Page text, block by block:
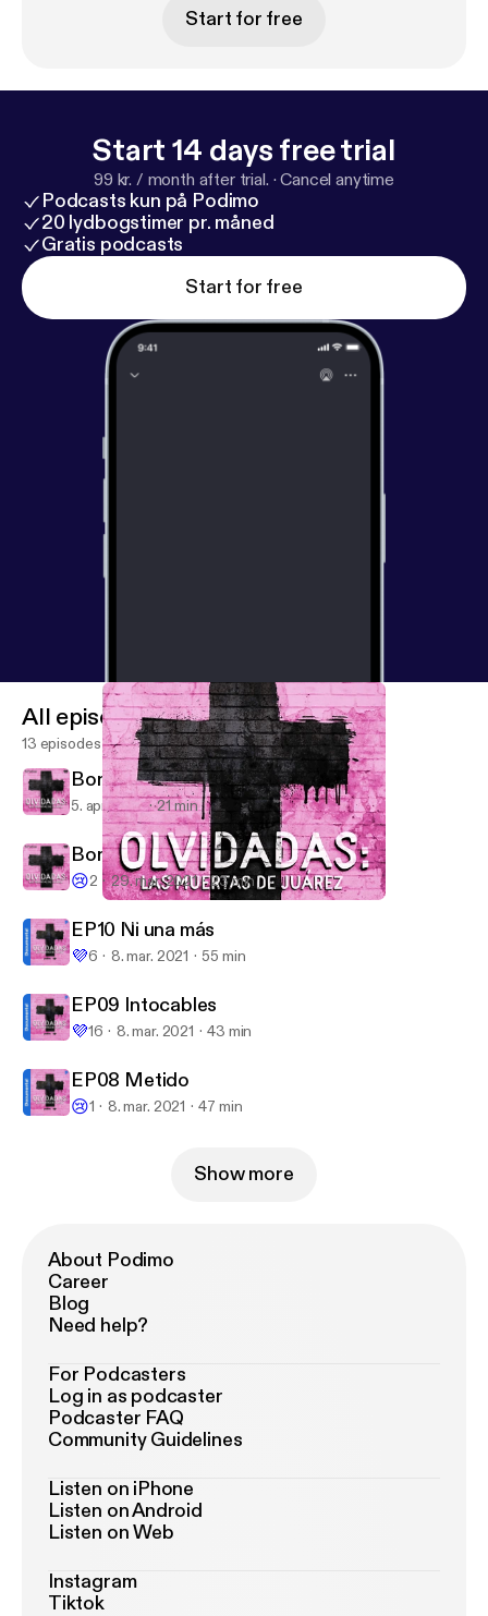
Start for free
Start 14 days free trial
99 kr. / month after trial. ·Cancel anytime
Podcasts kun på Podimo
20 lydbogstimer pr. måned
Gratis podcasts
Start for free
Olvidadas: las muertas de Juárez
All episodes
13 episodes
Bonus Track 2: Más allá de Juárez
5. apr. 2021 21 min
Bonus Track 1: El chivo expiatorio
😢2 29. mar. 2021 23 min
EP10 Ni una más
💜6 8. mar. 2021 55 min
EP09 Intocables
💜16 8. mar. 2021 43 min
EP08 Metido
😢1 8. mar. 2021 47 min
Show more
About Podimo
Career
Blog
Need help?
For Podcasters
Log in as podcaster
Podcaster FAQ
Community Guidelines
Listen on iPhone
Listen on Android
Listen on Web
Instagram
Tiktok